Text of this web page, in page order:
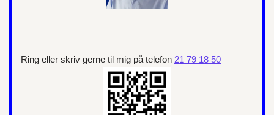
Ring eller skriv gerne til mig på telefon 21 79 18 50